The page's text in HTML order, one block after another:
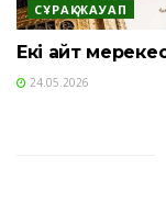
СҰРАҚ-ЖАУАП
Екі айт
24.05.2026